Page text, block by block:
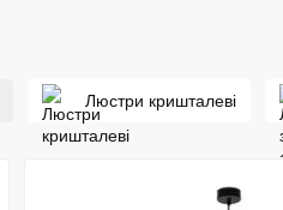
Люстри кришталеві